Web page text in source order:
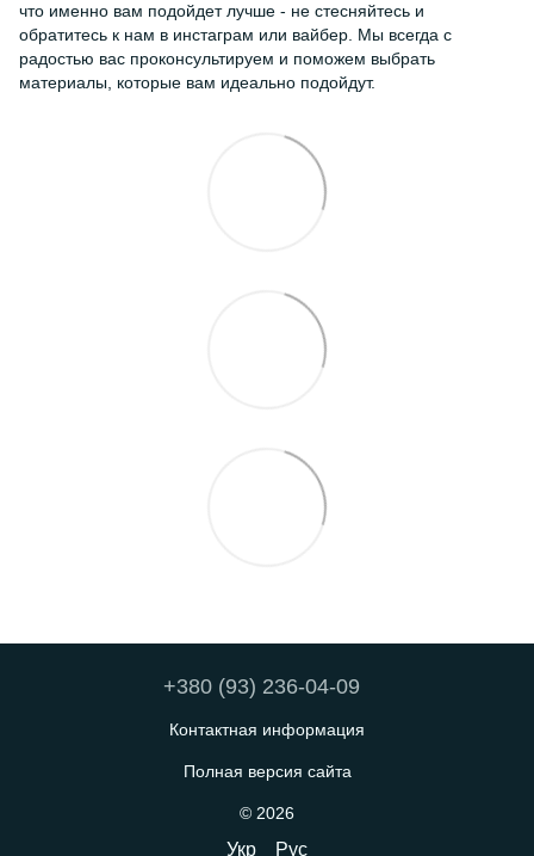
что именно вам подойдет лучше - не стесняйтесь и
обратитесь к нам в инстаграм или вайбер. Мы всегда с
радостью вас проконсультируем и поможем выбрать
материалы, которые вам идеально подойдут.
+380 (93) 236-04-09
Контактная информация
Полная версия сайта
© 2026
Укр Рус